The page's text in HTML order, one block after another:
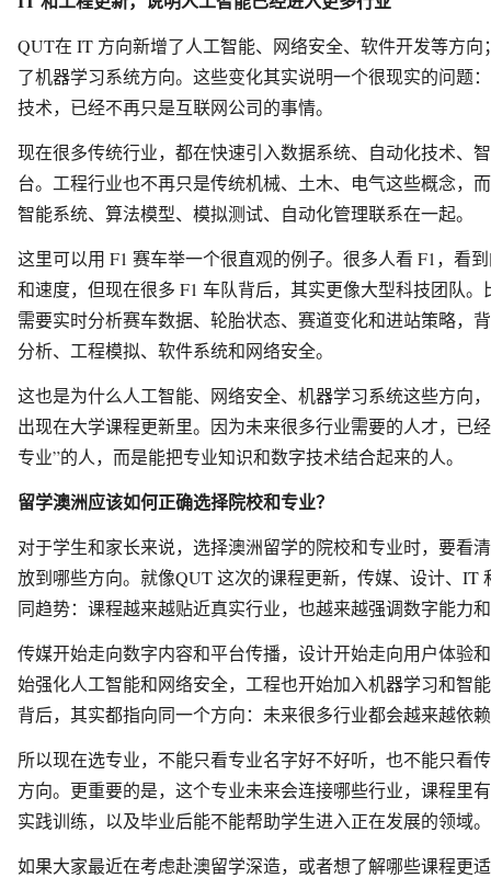
QUT在 IT 方向新增了人工智能、网络安全、软件开发等方向
了机器学习系统方向。这些变化其实说明一个很现实的问题
技术，已经不再只是互联网公司的事情。
现在很多传统行业，都在快速引入数据系统、自动化技术、
台。工程行业也不再只是传统机械、土木、电气这些概念，
智能系统、算法模型、模拟测试、自动化管理联系在一起。
这里可以用 F1 赛车举一个很直观的例子。很多人看 F1，看
和速度，但现在很多 F1 车队背后，其实更像大型科技团队。
需要实时分析赛车数据、轮胎状态、赛道变化和进站策略，
分析、工程模拟、软件系统和网络安全。
这也是为什么人工智能、网络安全、机器学习系统这些方向
出现在大学课程更新里。因为未来很多行业需要的人才，已
专业”的人，而是能把专业知识和数字技术结合起来的人。
留学澳洲应该如何正确选择院校和专业？
对于学生和家长来说，选择澳洲留学的院校和专业时，要看
放到哪些方向。就像QUT 这次的课程更新，传媒、设计、IT
同趋势：课程越来越贴近真实行业，也越来越强调数字能力
传媒开始走向数字内容和平台传播，设计开始走向用户体验
始强化人工智能和网络安全，工程也开始加入机器学习和智
背后，其实都指向同一个方向：未来很多行业都会越来越依
所以现在选专业，不能只看专业名字好不好听，也不能只看
方向。更重要的是，这个专业未来会连接哪些行业，课程里
实践训练，以及毕业后能不能帮助学生进入正在发展的领域。
如果大家最近在考虑赴澳留学深造，或者想了解哪些课程更